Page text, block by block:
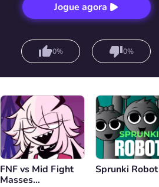
Jogue agora
0% 0%
FNF vs Mid Fight
Masses
Sprunki Robot